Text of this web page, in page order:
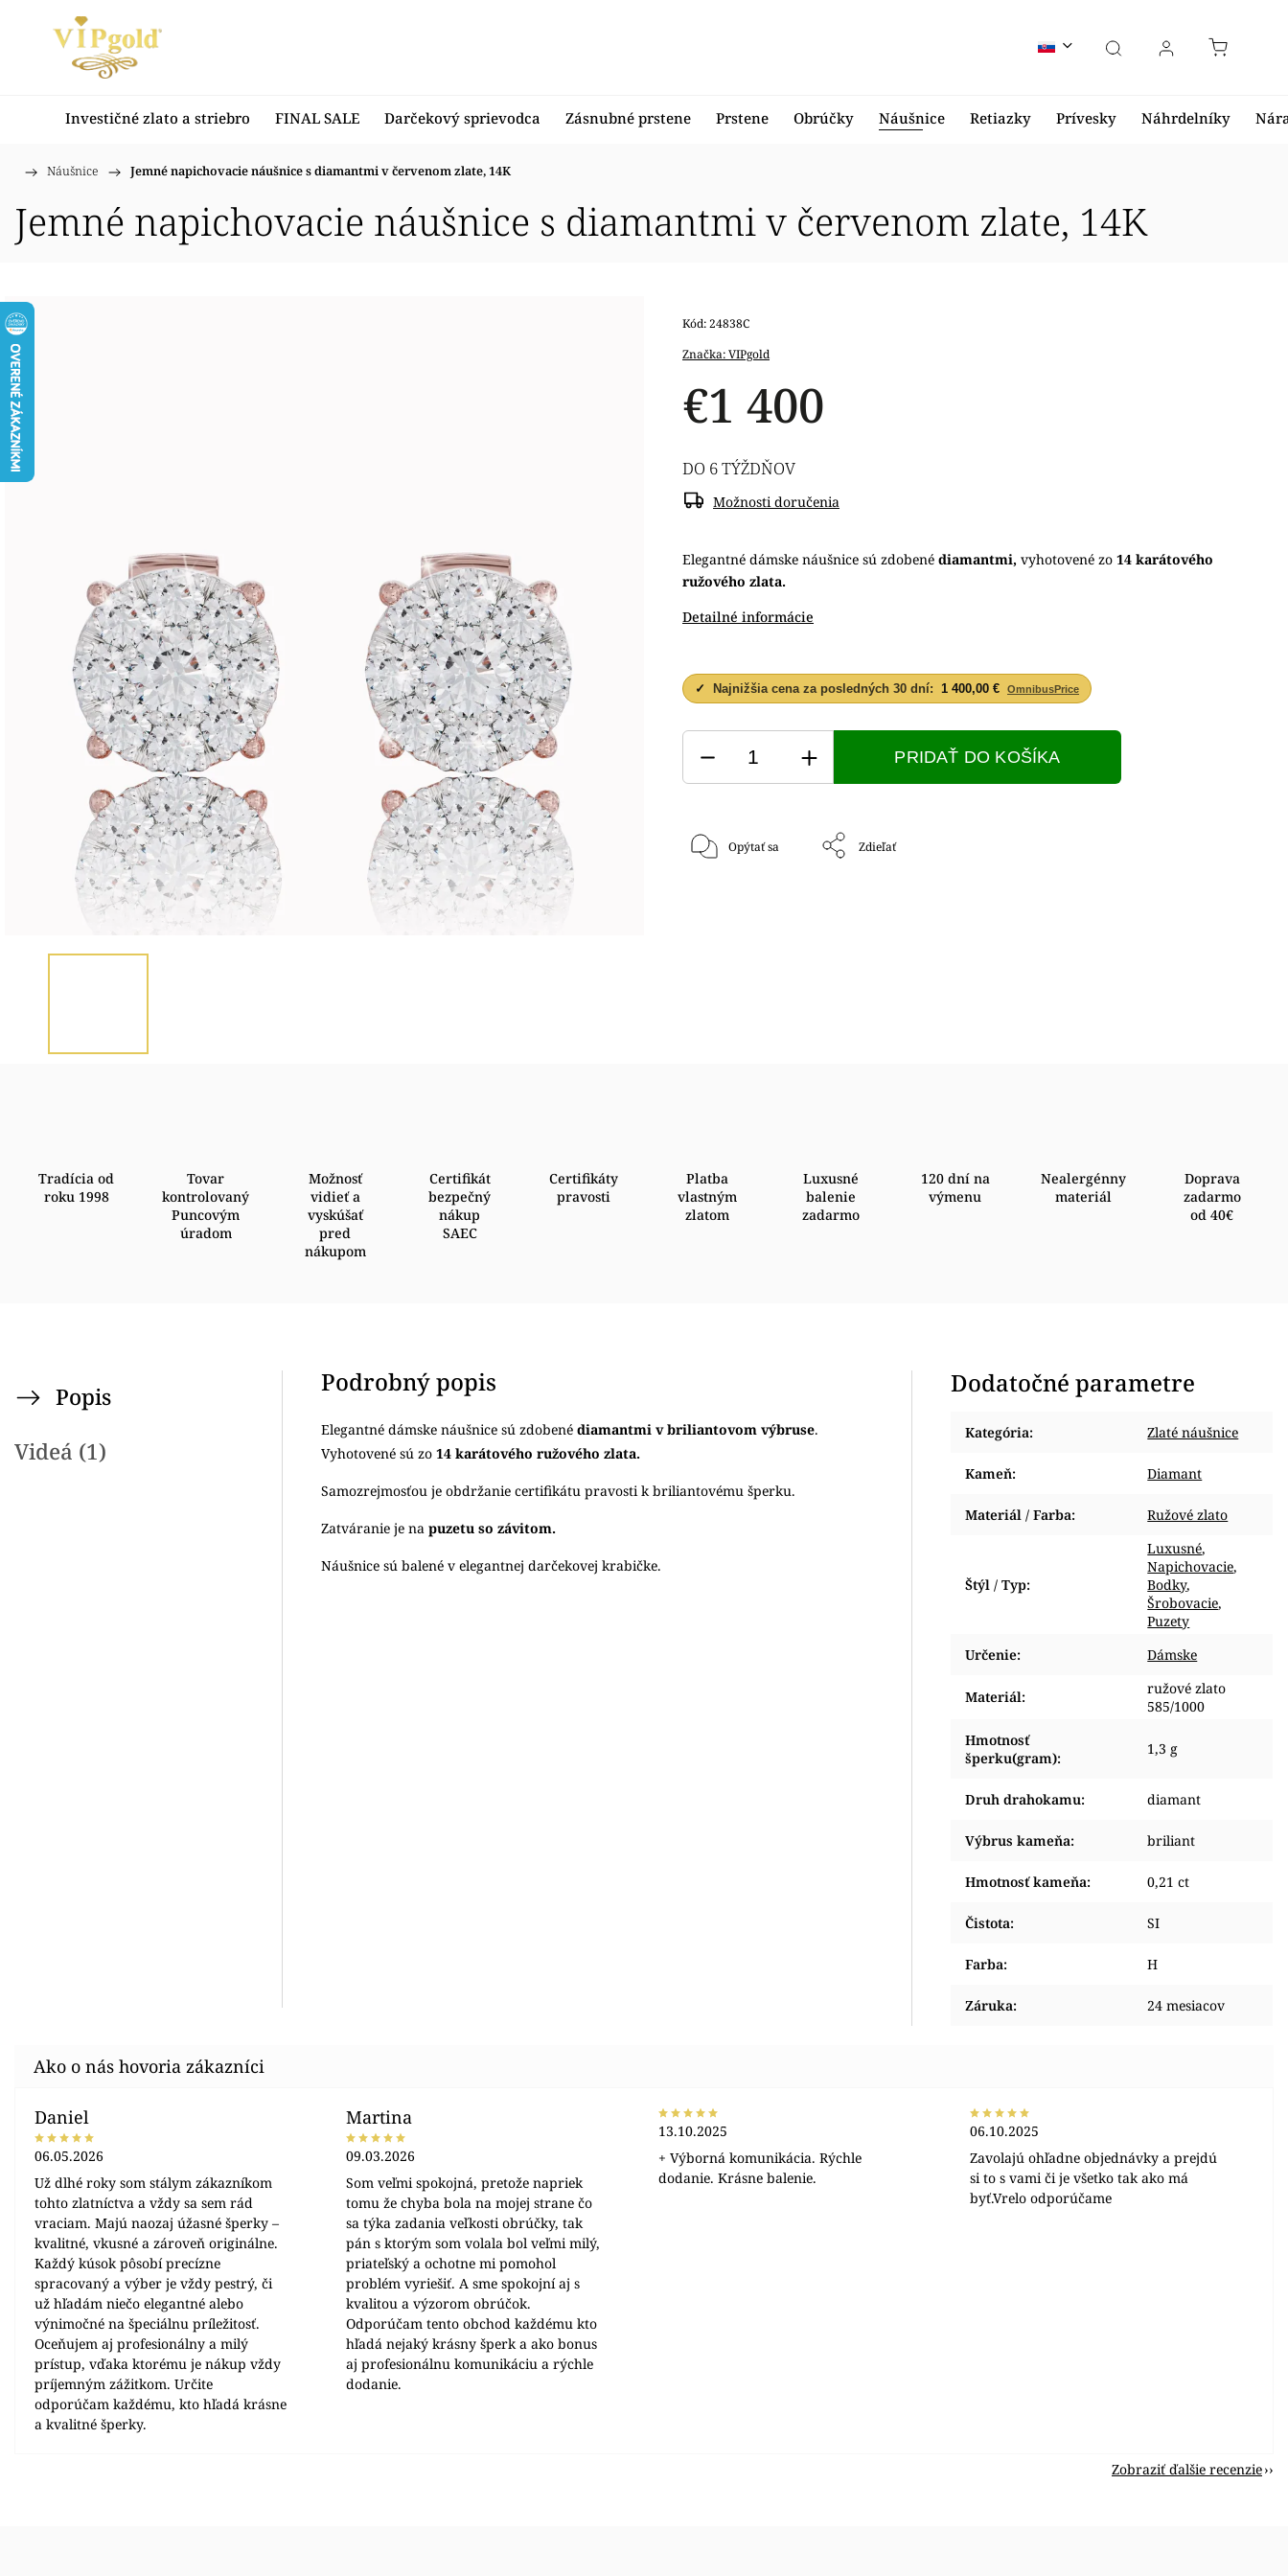
Investičné zlato a striebro FINAL SALE Darčekový sprievodca Zásnubné prstene Prstene Obrúčky Náušnice Retiazky Prívesky Náhrdelníky
Domov
/ Náušnice / Jemné napichovacie náušnice s diamantmi v červenom zlate, 14K
Jemné napichovacie náušnice s diamantmi v červenom zlate, 14K
Značka:VIPgold
€1 400
Kód:24838C
Elegantné dámske náušnice sú zdobenédiamantmi,vyhotovené zo 14 karátového
ružového zlata.
Detailné informácie
DO 6 TÝŽDŇOV
Možnosti doručenia
✓ Najnižšia cena za posledných 30 dní: 1 400,00 € OmnibusPrice
PRIDAŤ DO KOŠÍKA
Opýtať sa Zdieľať
Tradícia od
roku 1998
Tovar
kontrolovaný
Puncovým
úradom
Možnosť
vidieť a
vyskúšať
pred
nákupom
Certifikát
bezpečný
nákup
SAEC
Certifikáty
pravosti
Platba
vlastným
zlatom
Luxusné
balenie
zadarmo
120 dní na
výmenu
Nealergénny
materiál
Doprava
zadarmo
od 40€
Popis
Videá (1)
Podrobný popis
Elegantné dámske náušnice sú zdobené diamantmi v briliantovom výbruse.
Vyhotovené sú zo 14 karátového ružového zlata.
Samozrejmosťou je obdržanie certifikátu pravosti k briliantovému šperku.
Zatváranie je na puzetu so závitom.
Náušnice sú balené v elegantnej darčekovej krabičke.
Dodatočné parametre
Kategória: Zlaté náušnice
Kameň: Diamant
Materiál / Farba: Ružové zlato
Štýl / Typ:
Luxusné,
Napichovacie,
Bodky,
Šrobovacie,
Puzety
Určenie: Dámske
Materiál:
ružové zlato
585/1000
Hmotnosť
šperku(gram):
1,3 g
Druh drahokamu: diamant
Výbrus kameňa: briliant
Hmotnosť kameňa: 0,21 ct
Čistota: SI
Farba: H
Záruka: 24 mesiacov
Daniel
06.05.2026
Už dlhé roky som stálym zákazníkom
tohto zlatníctva a vždy sa sem rád
vraciam. Majú naozaj úžasné šperky –
kvalitné, vkusné a zároveň originálne.
Každý kúsok pôsobí precízne
spracovaný a výber je vždy pestrý, či
už hľadám niečo elegantné alebo
výnimočné na špeciálnu príležitosť.
Oceňujem aj profesionálny a milý
prístup, vďaka ktorému je nákup vždy
príjemným zážitkom. Určite
odporúčam každému, kto hľadá krásne
a kvalitné šperky.
Martina
09.03.2026
Som veľmi spokojná, pretože napriek
tomu že chyba bola na mojej strane čo
sa týka zadania veľkosti obrúčky, tak
pán s ktorým som volala bol veľmi milý,
priateľský a ochotne mi pomohol
problém vyriešiť. A sme spokojní aj s
kvalitou a výzorom obrúčok.
Odporúčam tento obchod každému kto
hľadá nejaký krásny šperk a ako bonus
aj profesionálnu komunikáciu a rýchle
dodanie.
13.10.2025
+ Výborná komunikácia. Rýchle
dodanie. Krásne balenie.
06.10.2025
Zavolajú ohľadne objednávky a prejdú
si to s vami či je všetko tak ako má
byť.Vrelo odporúčame
Zobraziť ďalšie recenzie